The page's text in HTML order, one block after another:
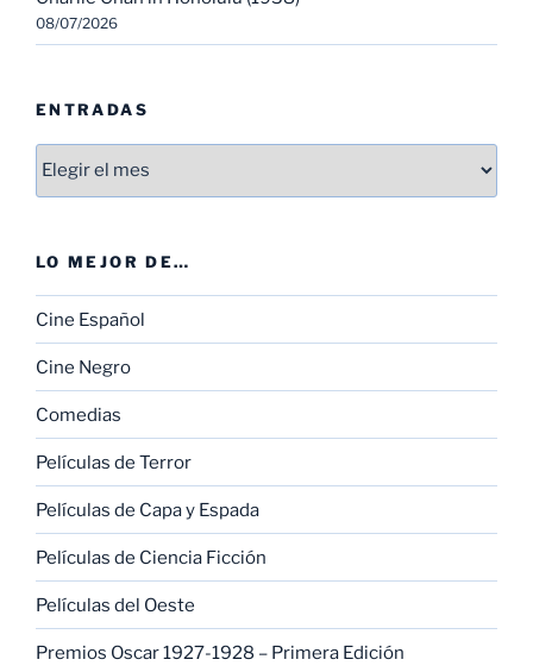
08/07/2026
ENTRADAS
Entradas
LO MEJOR DE…
Cine Español
Cine Negro
Comedias
Películas de Terror
Películas de Capa y Espada
Películas de Ciencia Ficción
Películas del Oeste
Premios Oscar 1927-1928 – Primera Edición